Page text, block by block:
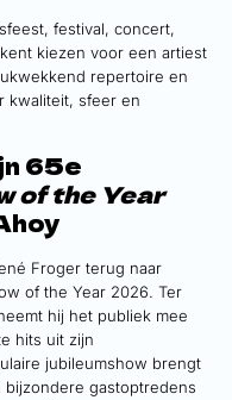
festival, concert,
kiezen voor een artiest
repertoire en
kwaliteit, sfeer en
65e
of the Year
Froger terug naar
of the Year 2026. Ter
hij het publiek mee
hits uit zijn
jubileumshow brengt
gastoptredens